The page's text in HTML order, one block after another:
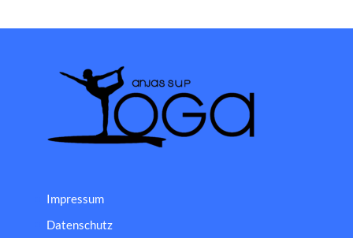
Impressum
Datenschutz